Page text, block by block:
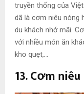
truyền thống của
dã là cơm niêu nóng
du khách nhớ mãi.
với nhiều món ăn
kho quẹt,…
13. Cơm